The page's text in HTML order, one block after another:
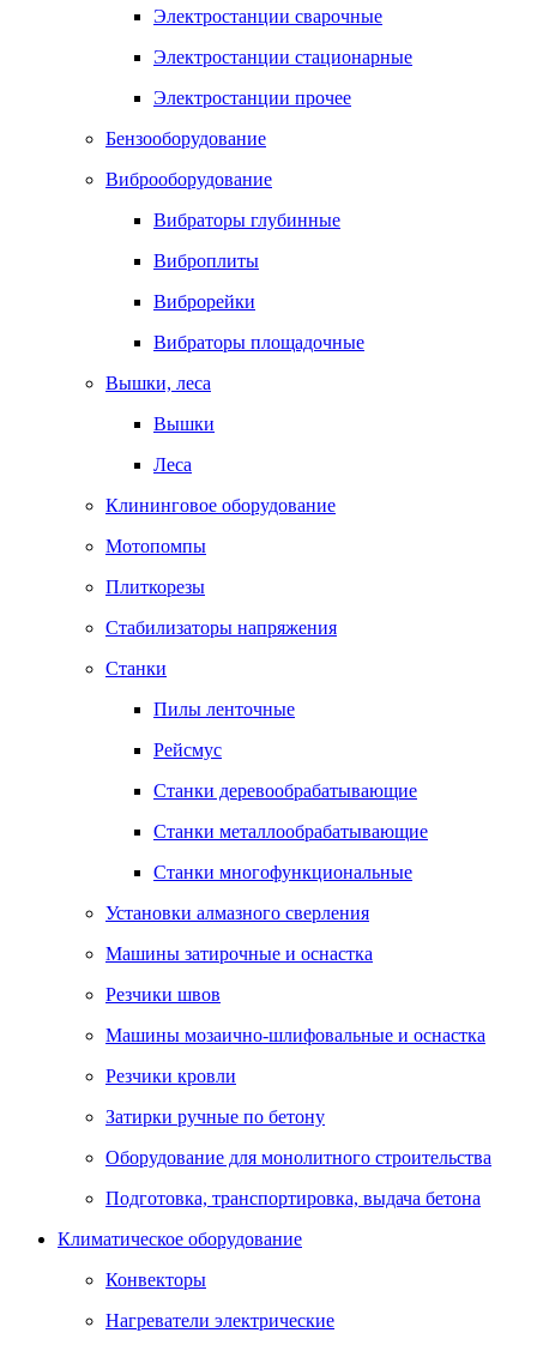
Электростанции сварочные
Электростанции стационарные
Электростанции прочее
Бензооборудование
Виброоборудование
Вибраторы глубинные
Виброплиты
Виброрейки
Вибраторы площадочные
Вышки, леса
Вышки
Леса
Клининговое оборудование
Мотопомпы
Плиткорезы
Стабилизаторы напряжения
Станки
Пилы ленточные
Рейсмус
Станки деревообрабатывающие
Станки металлообрабатывающие
Станки многофункциональные
Установки алмазного сверления
Машины затирочные и оснастка
Резчики швов
Машины мозаично-шлифовальные и оснастка
Резчики кровли
Затирки ручные по бетону
Оборудование для монолитного строительства
Подготовка, транспортировка, выдача бетона
Климатическое оборудование
Конвекторы
Нагреватели электрические